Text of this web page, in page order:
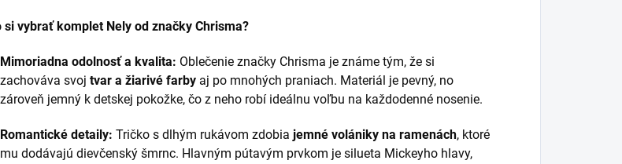
si vybrať komplet Nely od značky Chrisma?
Mimoriadna odolnosť a kvalita: Oblečenie značky Chrisma je známe tým, že si
zachováva svoj tvar a žiarivé farby aj po mnohých praniach. Materiál je pevný, no
zároveň jemný k detskej pokožke, čo z neho robí ideálnu voľbu na každodenné nosenie.
Romantické detaily: Tričko s dlhým rukávom zdobia jemné volániky na ramenách, ktoré
mu dodávajú dievčenský šmrnc. Hlavným pútavým prvkom je silueta Mickeyho hlavy,